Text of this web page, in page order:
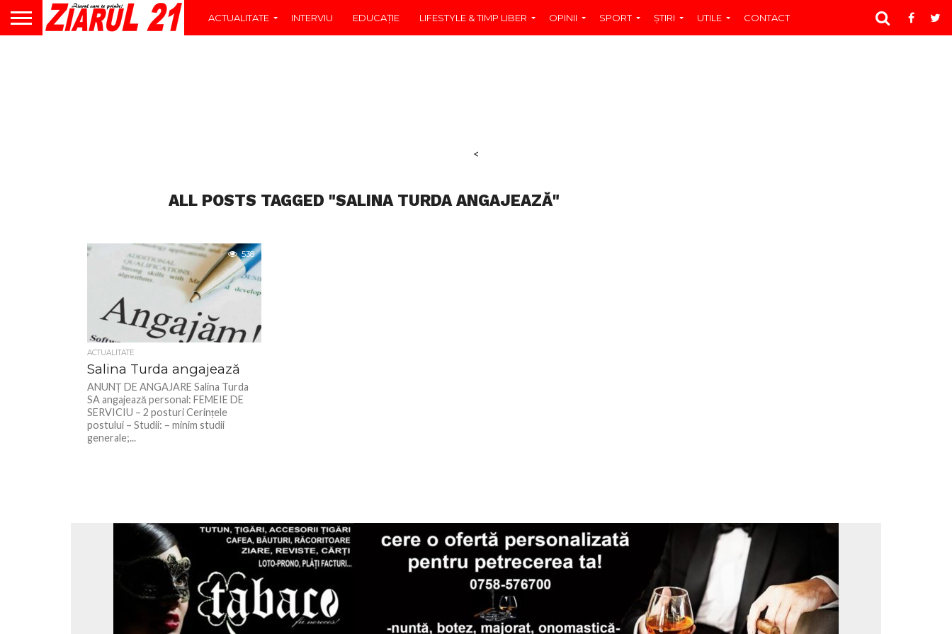
ACTUALITATE INTERVIU EDUCAŢIE LIFESTYLE & TIMP LIBER OPINII SPORT ŞTIRI UTILE CONTACT
<
ALL POSTS TAGGED "SALINA TURDA ANGAJEAZĂ"
538
ACTUALITATE
Salina Turda angajează
ANUNȚ DE ANGAJARE Salina Turda
SA angajează personal: FEMEIE DE
SERVICIU – 2 posturi Cerințele
postului – Studii: – minim studii
generale;...